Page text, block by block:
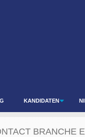
KANDIDATEN
BRANCHE